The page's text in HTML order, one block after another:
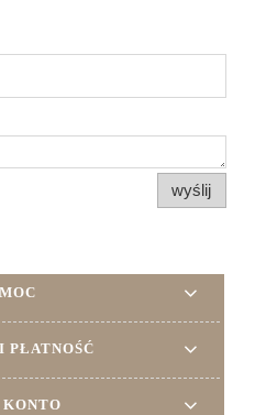
wyślij
PŁATNOŚĆ